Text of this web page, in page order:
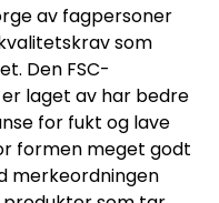
av fagpersoner
som
Den FSC-
laget av har bedre
for fukt og lave
formen meget godt
merkeordningen